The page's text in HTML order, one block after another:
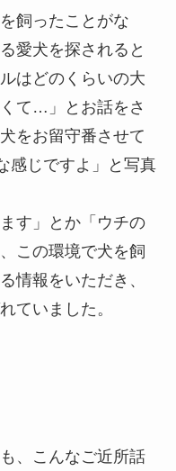
飼ったことがな
愛犬を探されると
はどのくらいの大
て…」とお話をさ
をお留守番させて
感じですよ」と写真
す」とか「ウチの
この環境で犬を飼
情報をいただき、
ていました。
、こんなご近所話